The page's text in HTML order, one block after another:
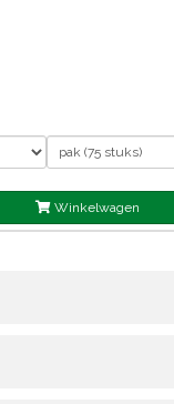
Winkelwagen